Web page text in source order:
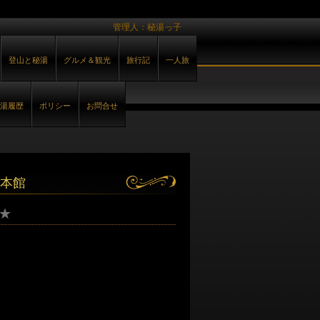
管理人：秘湯っ子
登山と秘湯 グルメ＆観光 旅行記 一人旅
湯履歴 ポリシー お問合せ
館